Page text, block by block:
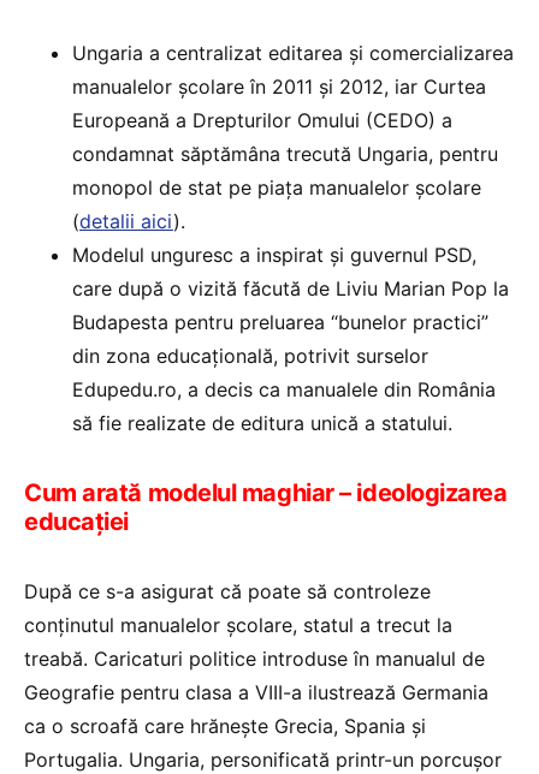
Ungaria a centralizat editarea și comercializarea
manualelor școlare în 2011 și 2012, iar Curtea
Europeană a Drepturilor Omului (CEDO) a
condamnat săptămâna trecută Ungaria, pentru
monopol de stat pe piaţa manualelor şcolare
(detalii aici).
Modelul unguresc a inspirat și guvernul PSD,
care după o vizită făcută de Liviu Marian Pop la
Budapesta pentru preluarea “bunelor practici”
din zona educațională, potrivit surselor
Edupedu.ro, a decis ca manualele din România
să fie realizate de editura unică a statului.
Cum arată modelul maghiar – ideologizarea
educației
După ce s-a asigurat că poate să controleze
conținutul manualelor școlare, statul a trecut la
treabă. Caricaturi politice introduse în manualul de
Geografie pentru clasa a VIII-a ilustrează Germania
ca o scroafă care hrănește Grecia, Spania și
Portugalia. Ungaria, personificată printr-un porcușor